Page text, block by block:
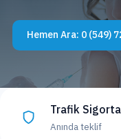
Hemen Ara: 0 (549)
Trafik
Anında teklif